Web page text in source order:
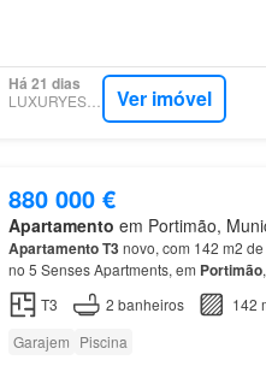
Há 21 dias
LUXURYESTATE Ver imóvel
880 000 €
Apartamento em Portimão,
ApartamentoT3novo, com 142 m2
no 5 Senses Apartments, em Portimão
T3
2 banheiros
142
Garajem Piscina